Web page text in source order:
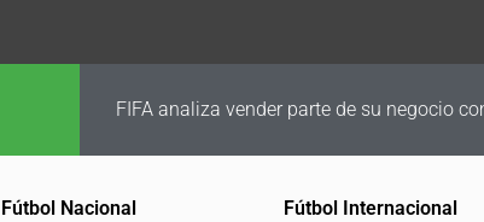
FIFA analiza vender parte de su negocio
Fútbol Nacional Fútbol Internacional